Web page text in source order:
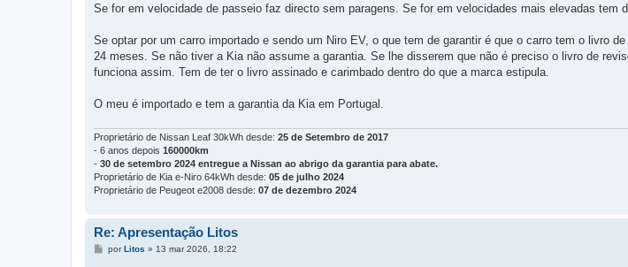
Se for em velocidade de passeio faz directo sem paragens. Se for em velocidades mais elevadas tem
Se optar por um carro importado e sendo um Niro EV, o que tem de garantir é que o carro tem o livro
24 meses. Se não tiver a Kia não assume a garantia. Se lhe disserem que não é preciso o livro de
funciona assim. Tem de ter o livro assinado e carimbado dentro do que a marca estipula.
O meu é importado e tem a garantia da Kia em Portugal.
Proprietário de Nissan Leaf 30kWh desde: 25 de Setembro de 2017
- 6 anos depois 160000km
- 30 de setembro 2024 entregue a Nissan ao abrigo da garantia para abate.
Proprietário de Kia e-Niro 64kWh desde: 05 de julho 2024
Proprietário de Peugeot e2008 desde: 07 de dezembro 2024
Re: Apresentação Litos
MporLitos » 13 mar 2026, 18:22